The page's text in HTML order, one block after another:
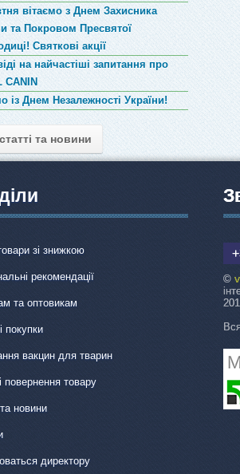
вітаємо з Днем Захисника
та Покровом Пресвятої
Святкові акції
на найчастіші запитання про
CANIN
із Днем Незалежності України!
та новини
зі знижкою
рекомендації
та оптовикам
покупки
вакцин для тварин
повернення товару
новини
директору
©